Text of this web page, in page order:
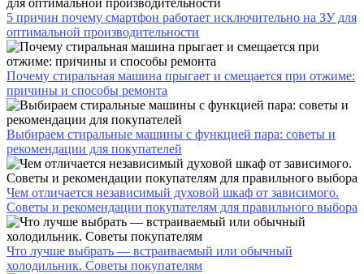
5 причин почему смартфон работает исключительно на ЗУ для
оптимальной производительности
Почему стиральная машина прыгает и смещается при отжиме:
причины и способы ремонта
Выбираем стиральные машины с функцией пара: советы и
рекомендации для покупателей
Чем отличается независимый духовой шкаф от зависимого.
Советы и рекомендации покупателям для правильного выбора
Что лучше выбрать — встраиваемый или обычный
холодильник. Советы покупателям